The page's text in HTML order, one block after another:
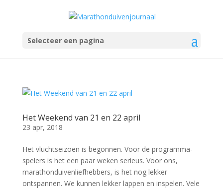
Selecteer een pagina
Het Weekend van 21 en 22 april
23 apr, 2018
Het vluchtseizoen is begonnen. Voor de programma-
spelers is het een paar weken serieus. Voor ons,
marathonduivenliefhebbers, is het nog lekker
ontspannen. We kunnen lekker lappen en inspelen. Vele